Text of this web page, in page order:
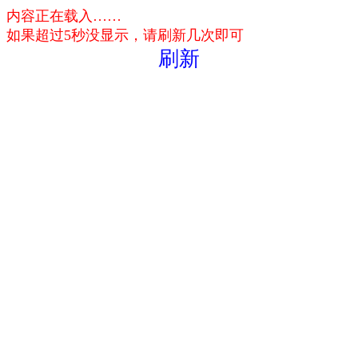
内容正在载入……
如果超过5秒没显示，请刷新几次即可
刷新